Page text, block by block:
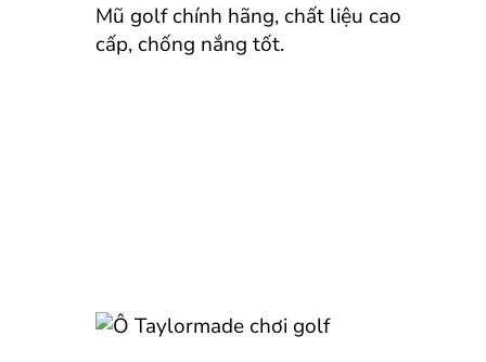
Mũ golf chính hãng, chất liệu cao
cấp, chống nắng tốt.